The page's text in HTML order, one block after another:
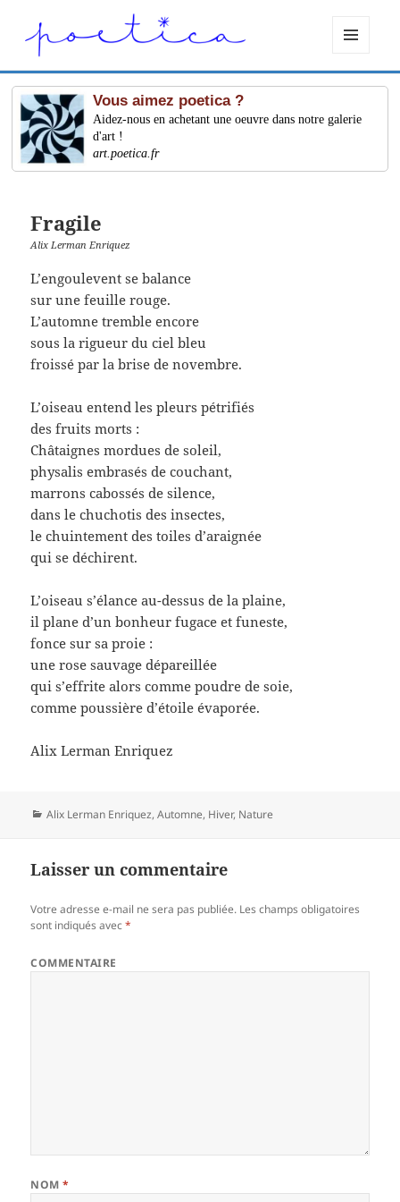
ET
WIDGETS
Vous aimez poetica ?
Aidez-nous en achetant une oeuvre dans notre galerie
d'art !
art.poetica.fr
Fragile
Alix Lerman Enriquez
L’engoulevent se balance
sur une feuille rouge.
L’automne tremble encore
sous la rigueur du ciel bleu
froissé par la brise de novembre.
L’oiseau entend les pleurs pétrifiés
des fruits morts :
Châtaignes mordues de soleil,
physalis embrasés de couchant,
marrons cabossés de silence,
dans le chuchotis des insectes,
le chuintement des toiles d’araignée
qui se déchirent.
L’oiseau s’élance au-dessus de la plaine,
il plane d’un bonheur fugace et funeste,
fonce sur sa proie :
une rose sauvage dépareillée
qui s’effrite alors comme poudre de soie,
comme poussière d’étoile évaporée.
Alix Lerman Enriquez
Catégories
Alix Lerman Enriquez,Automne, Hiver, Nature
Laisser un commentaire
Votre adresse e-mail ne sera pas publiée. Les champs obligatoires
sont indiqués avec*
COMMENTAIRE
NOM*